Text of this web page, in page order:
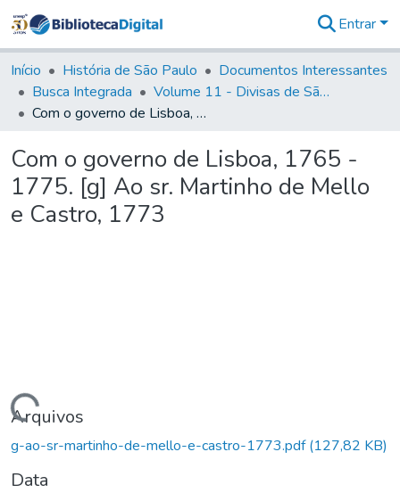
&
Coleções
Tudo na
Biblioteca
Estatísticas
Entrar
Início História de São Paulo
Documentos Interessantes
Busca Integrada
Volume 11 - Divisas de São Paulo e Minas Gerais
Com o governo de Lisboa, 1765 - 1775. [g] Ao sr. Martinho de Mello e Castro, 1773
Com o governo de Lisboa, 1765 -
1775. [g] Ao sr. Martinho de Mello
e Castro, 1773
Carregando...
Arquivos
g-ao-sr-martinho-de-mello-e-castro-1773.pdf(127,82 KB)
Data